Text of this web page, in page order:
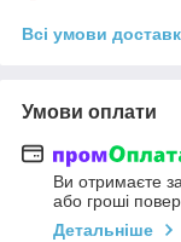
Всі умови
Умови оплати
Ви отримаєте
або гроші
Детальніше